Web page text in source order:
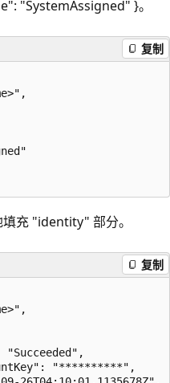
"SystemAssigned" }。
复制
充 "identity" 部分。
复制
"Succeeded",
"**********",